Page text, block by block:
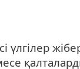
үлгілер